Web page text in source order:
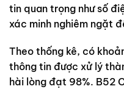
tin quan trọng như số
xác minh nghiêm ngặt
Theo thống kê, có
thông tin được xử lý
hài lòng đạt 98%. B52